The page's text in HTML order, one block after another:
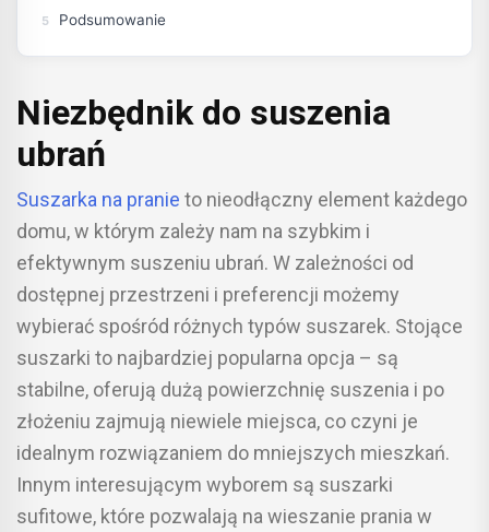
Podsumowanie
Niezbędnik do suszenia
ubrań
Suszarka na pranie to nieodłączny element każdego
domu, w którym zależy nam na szybkim i
efektywnym suszeniu ubrań. W zależności od
dostępnej przestrzeni i preferencji możemy
wybierać spośród różnych typów suszarek. Stojące
suszarki to najbardziej popularna opcja – są
stabilne, oferują dużą powierzchnię suszenia i po
złożeniu zajmują niewiele miejsca, co czyni je
idealnym rozwiązaniem do mniejszych mieszkań.
Innym interesującym wyborem są suszarki
sufitowe, które pozwalają na wieszanie prania w